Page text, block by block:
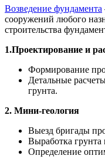
Возведение фундамента
сооружений любого
строительства
1.Проектирование и
Формирование
Детальные
грунта.
2. Мини-геология
Выезд бригады
Выработка грунта
Определение